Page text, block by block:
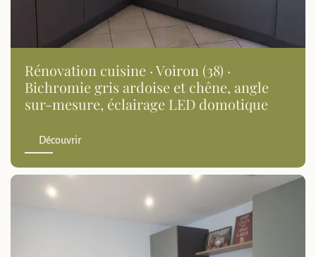
Rénovation cuisine · Voiron (38) ·
Bichromie gris ardoise et chêne, angle
sur-mesure, éclairage LED domotique
Découvrir